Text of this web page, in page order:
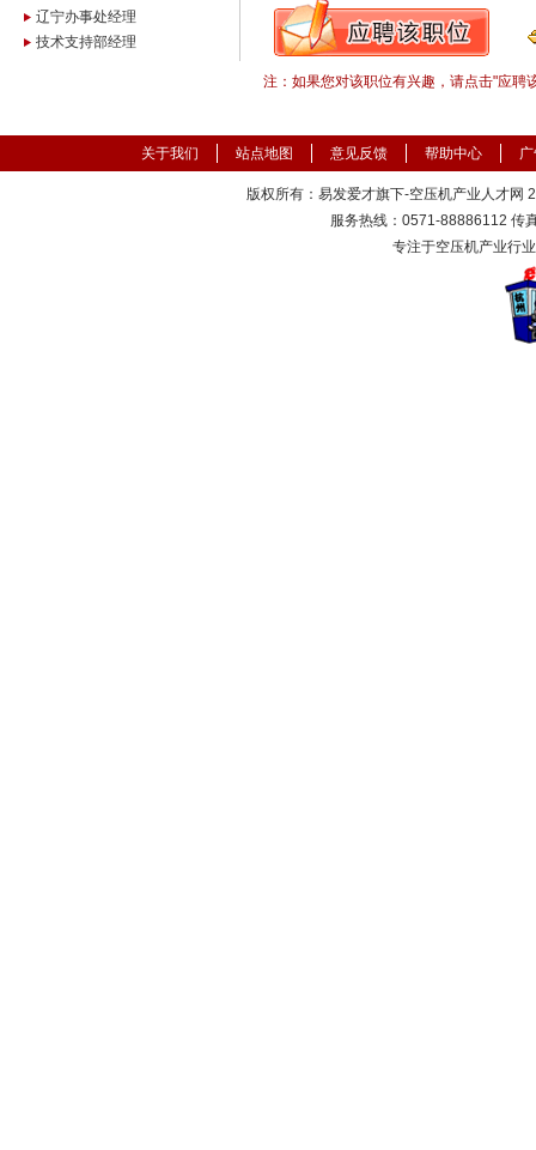
辽宁办事处经理
技术支持部经理
注：如果您对该职位有兴趣，请点击"应聘
关于我们 站点地图 意见反馈 帮助中心
版权所有：易发爱才旗下-空压机产业人才
服务热线：0571-88886112 传
专注于空压机产业行